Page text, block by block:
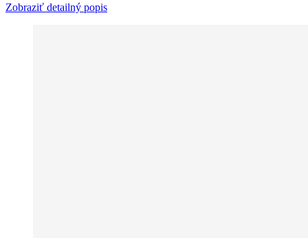
Zobraziť detailný popis